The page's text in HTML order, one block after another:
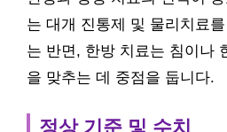
는 대개 진통제 및 물리치료
는 반면, 한방 치료는 침이나
을 맞추는 데 중점을 둡니다.
정상 기준 및 수치